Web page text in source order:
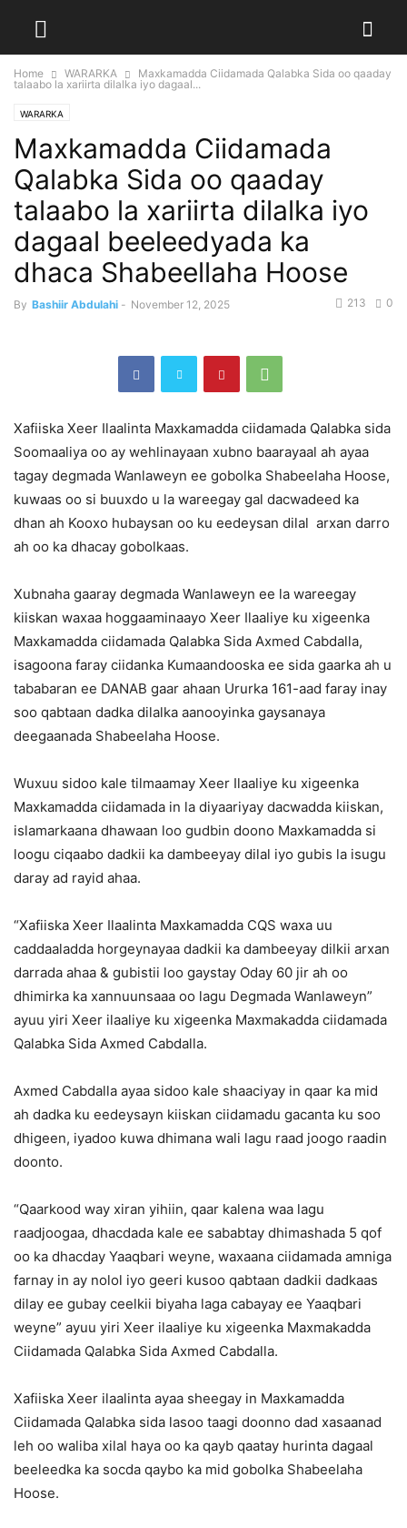
Home WARARKA
Maxkamadda Ciidamada Qalabka Sida oo qaaday
talaabo la xariirta dilalka iyo dagaal...
WARARKA
Maxkamadda Ciidamada
Qalabka Sida oo qaaday
talaabo la xariirta dilalka iyo
dagaal beeleedyada ka
dhaca Shabeellaha Hoose
By Bashiir Abdulahi - November 12, 2025 0
213
Xafiiska Xeer Ilaalinta Maxkamadda ciidamada Qalabka sida
Soomaaliya oo ay wehlinayaan xubno baarayaal ah ayaa
tagay degmada Wanlaweyn ee gobolka Shabeelaha Hoose,
kuwaas oo si buuxdo u la wareegay gal dacwadeed ka
dhan ah Kooxo hubaysan oo ku eedeysan dilal arxan darro
ah oo ka dhacay gobolkaas.
Xubnaha gaaray degmada Wanlaweyn ee la wareegay
kiiskan waxaa hoggaaminaayo Xeer Ilaaliye ku xigeenka
Maxkamadda ciidamada Qalabka Sida Axmed Cabdalla,
isagoona faray ciidanka Kumaandooska ee sida gaarka ah u
tababaran ee DANAB gaar ahaan Ururka 161-aad faray inay
soo qabtaan dadka dilalka aanooyinka gaysanaya
deegaanada Shabeelaha Hoose.
Wuxuu sidoo kale tilmaamay Xeer Ilaaliye ku xigeenka
Maxkamadda ciidamada in la diyaariyay dacwadda kiiskan,
islamarkaana dhawaan loo gudbin doono Maxkamadda si
loogu ciqaabo dadkii ka dambeeyay dilal iyo gubis la isugu
daray ad rayid ahaa.
“Xafiiska Xeer Ilaalinta Maxkamadda CQS waxa uu
caddaaladda horgeynayaa dadkii ka dambeeyay dilkii arxan
darrada ahaa & gubistii loo gaystay Oday 60 jir ah oo
dhimirka ka xannuunsaaa oo lagu Degmada Wanlaweyn”
ayuu yiri Xeer ilaaliye ku xigeenka Maxmakadda ciidamada
Qalabka Sida Axmed Cabdalla.
Axmed Cabdalla ayaa sidoo kale shaaciyay in qaar ka mid
ah dadka ku eedeysayn kiiskan ciidamadu gacanta ku soo
dhigeen, iyadoo kuwa dhimana wali lagu raad joogo raadin
doonto.
“Qaarkood way xiran yihiin, qaar kalena waa lagu
raadjoogaa, dhacdada kale ee sababtay dhimashada 5 qof
oo ka dhacday Yaaqbari weyne, waxaana ciidamada amniga
farnay in ay nolol iyo geeri kusoo qabtaan dadkii dadkaas
dilay ee gubay ceelkii biyaha laga cabayay ee Yaaqbari
weyne” ayuu yiri Xeer ilaaliye ku xigeenka Maxmakadda
Ciidamada Qalabka Sida Axmed Cabdalla.
Xafiiska Xeer ilaalinta ayaa sheegay in Maxkamadda
Ciidamada Qalabka sida lasoo taagi doonno dad xasaanad
leh oo waliba xilal haya oo ka qayb qaatay hurinta dagaal
beeleedka ka socda qaybo ka mid gobolka Shabeelaha
Hoose.